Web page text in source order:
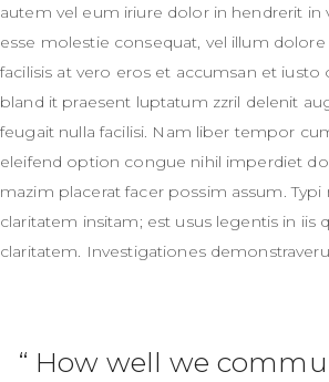
autem vel eum iriure dolor in hendrerit in
esse molestie consequat, vel illum
facilisis at vero eros et accumsan et
bland it praesent luptatum zzril delenit
feugait nulla facilisi. Nam liber tempor
eleifend option congue nihil imperdiet
mazim placerat facer possim assum.
claritatem insitam; est usus legentis in iis
claritatem. Investigationes
How well we